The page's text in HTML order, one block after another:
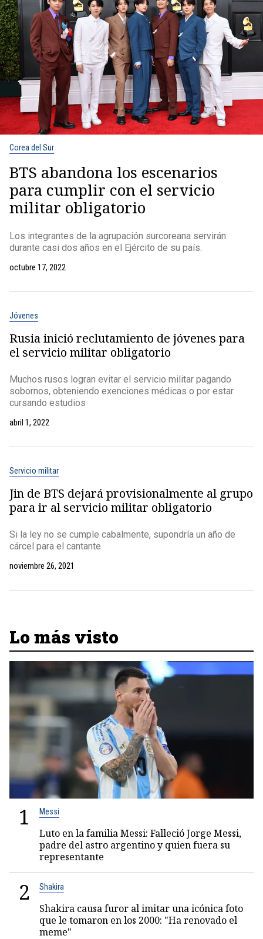
Corea del Sur
BTS abandona los escenarios
para cumplir con el servicio
militar obligatorio
Los integrantes de la agrupación surcoreana servirán
durante casi dos años en el Ejército de su país.
octubre 17, 2022
Jóvenes
Rusia inició reclutamiento de jóvenes para
el servicio militar obligatorio
Muchos rusos logran evitar el servicio militar pagando
sobornos, obteniendo exenciones médicas o por estar
cursando estudios
abril 1, 2022
Servicio militar
Jin de BTS dejará provisionalmente al grupo
para ir al servicio militar obligatorio
Si la ley no se cumple cabalmente, supondría un año de
cárcel para el cantante
noviembre 26, 2021
Lo más visto
1 Messi
Luto en la familia Messi: Falleció Jorge Messi,
padre del astro argentino y quien fuera su
representante
2 Shakira
Shakira causa furor al imitar una icónica foto
que le tomaron en los 2000: "Ha renovado el
meme"